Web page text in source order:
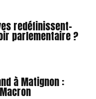
redéfinissent-
parlementaire ?
à Matignon :